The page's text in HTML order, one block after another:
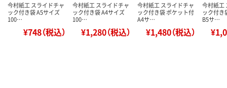
今村紙工 スライドチャ
ック付き袋 A5サイズ
100…
¥748（税込）
今村紙工 スライドチャ
ック付き袋 A4サイズ
100…
¥1,280（税込）
今村紙工 スライドチャ
ック付き袋 ポケット付
A4サ…
¥1,480（税込）
今村紙工
ック付き
B5サ…